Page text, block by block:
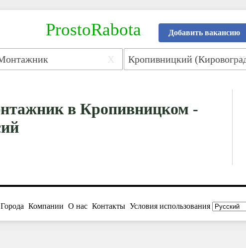
ProstoRabota Добавить вакансию
X X
в Кропивницком -
Города Компании О нас Контакты Условия использования